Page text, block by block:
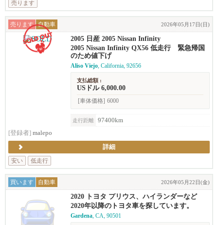
売ります
売ります 自動車 2026年05月17日(日)
2005 日産 2005 Nissan Infinity
2005 Nissan Infinity QX56 低走行 緊急帰国
のため値下げ
Aliso Viejo, California, 92656
支払総額 :
USドル 6,000.00
[車体価格] 6000
走行距離
97400km
[登録者] malepo
詳細
安い
低走行
買います 自動車 2026年05月22日(金)
2020 トヨタ プリウス、ハイランダーなど
2020年以降のトヨタ車を探しています。
Gardena, CA, 90501